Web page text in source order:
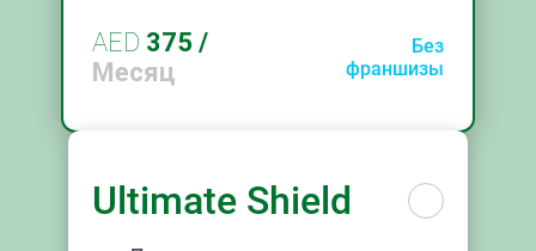
AED 375 /
Месяц
Без
франшизы
Ultimate Shield